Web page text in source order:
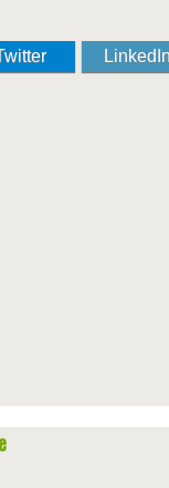
LinkedIn